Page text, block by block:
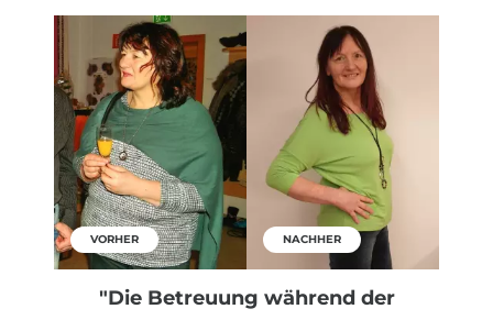
VORHER NACHHER
"Die Betreuung während der